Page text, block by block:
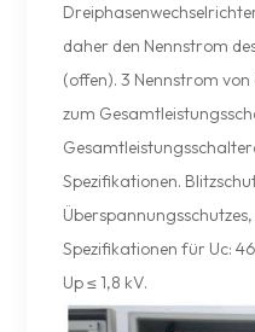
daher den Nennstrom
(offen). 3 Nennstrom
zum
Spezifikationen.
Überspannungsschutzes,
Spezifikationen für Uc:
Up ≤ 1,8 kV.